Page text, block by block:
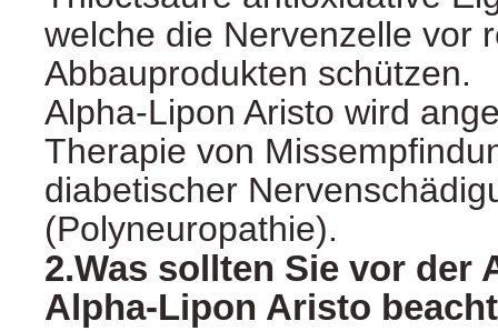
welche die Nervenzelle vor
Abbauprodukten schützen.
Alpha-Lipon Aristo wird
Therapie von
diabetischer
(Polyneuropathie).
2.Was sollten Sie vor der
Alpha-Lipon Aristo